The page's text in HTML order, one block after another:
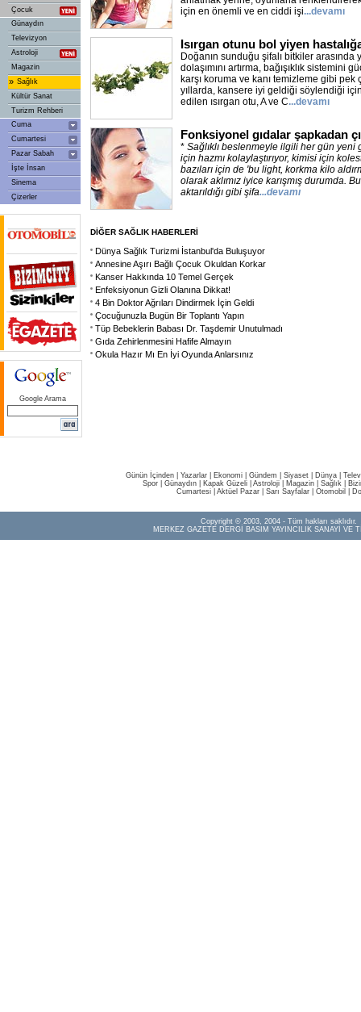
Çocuk
Günaydın
Televizyon
Astroloji
Magazin
» Sağlık
Kültür Sanat
Turizm Rehberi
Cuma
Cumartesi
Pazar Sabah
İşte İnsan
Sinema
Çizerler
Google Arama
için en önemli ve en ciddi işi...devamı
Isırgan otunu bol yiyen
Doğanın sunduğu şifalı bitkiler arasında
dolaşımını artırma, bağışıklık sistemini
karşı koruma ve kanı temizleme gibi
yıllarda, kansere iyi geldiği söylendiği
edilen ısırgan otu, A ve C...devamı
Fonksiyonel gıdalar şapkadan
* Sağlıklı beslenmeyle ilgili her gün yeni
için hazmı kolaylaştırıyor, kimisi için
bazıları için de 'bu light, korkma kilo
olarak aklımız iyice karışmış durumda.
aktarıldığı gibi şifa...devamı
DİĞER SAĞLIK HABERLERİ
Dünya Sağlık Turizmi İstanbul'da Buluşuyor
Annesine Aşırı Bağlı Çocuk Okuldan Korkar
Kanser Hakkında 10 Temel Gerçek
Enfeksiyonun Gizli Olanına Dikkat!
4 Bin Doktor Ağrıları Dindirmek İçin Geldi
Çocuğunuzla Bugün Bir Toplantı Yapın
Tüp Bebeklerin Babası Dr. Taşdemir Unutulmadı
Gıda Zehirlenmesini Hafife Almayın
Okula Hazır Mı En İyi Oyunda Anlarsınız
Günün İçinden Yazarlar Ekonomi Gündem Siyaset Dünya |
Spor
Günaydın Kapak Güzeli Astroloji Magazin Sağlık
Cumartesi| Aktüel Pazar| Sarı Sayfalar| Otomobil
Copyright © 2003, 2004 - Tüm hakları saklıdır.
MERKEZ GAZETE DERGİ BASIM YAYINCILIK SANAYİ VE